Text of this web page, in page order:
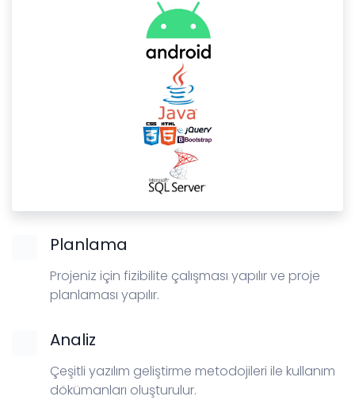
Planlama
Projeniz için fizibilite çalışması yapılır ve proje
planlaması yapılır.
Analiz
Çeşitli yazılım geliştirme metodojileri ile kullanım
dökümanları oluşturulur.